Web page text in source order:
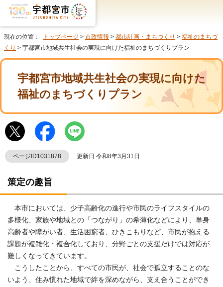
現在の位置： トップページ > 市政情報 > 都市計画・まちづくり > 福祉のまちづ
くり > 宇都宮市地域共生社会の実現に向けた福祉のまちづくりプラン
宇都宮市地域共生社会の実現に向けた
福祉のまちづくりプラン
ページID1031878 更新日 令和8年3月31日
策定の趣旨
本市においては、少子高齢化の進行や市民のライフスタイルの
多様化、家族や地域との「つながり」の希薄化などにより、単身
高齢者や障がい者、生活困窮者、ひきこもりなど、市民が抱える
課題が複雑化・複合化しており、分野ごとの支援だけでは対応が
難しくなってきています。
こうしたことから、すべての市民が、社会で孤立することのな
いよう、住み慣れた地域で絆を深めながら、支え合うことができ